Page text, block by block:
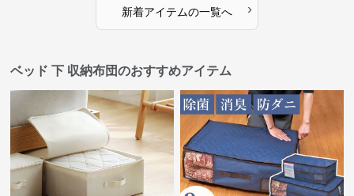
新着アイテムの一覧へ ›
ベッド 下 収納布団のおすすめアイテム